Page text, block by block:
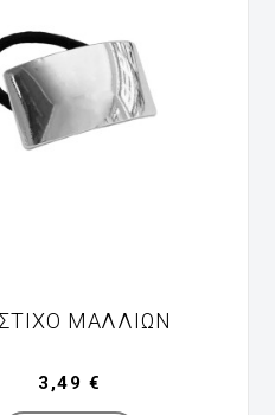
ΜΑΛΛΙΏΝ
Manufacturer
3,49 €